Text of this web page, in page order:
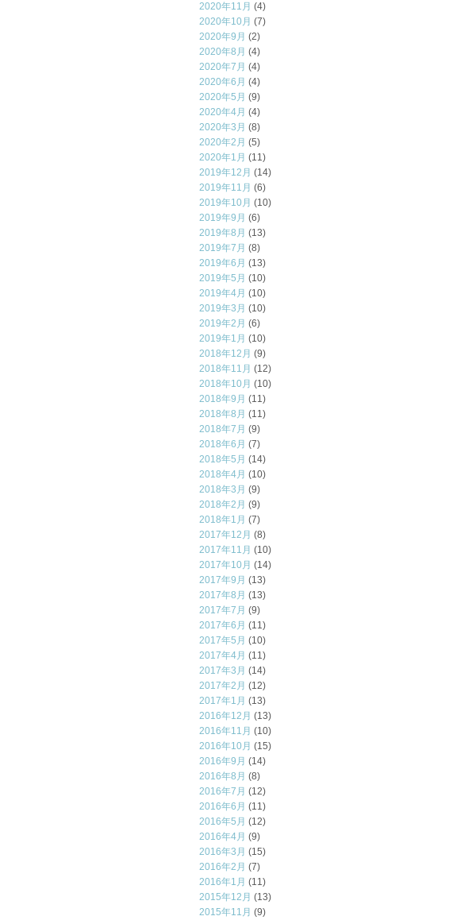
2020年11月 (4)
2020年10月 (7)
2020年9月 (2)
2020年8月 (4)
2020年7月 (4)
2020年6月 (4)
2020年5月 (9)
2020年4月 (4)
2020年3月 (8)
2020年2月 (5)
2020年1月 (11)
2019年12月 (14)
2019年11月 (6)
2019年10月 (10)
2019年9月 (6)
2019年8月 (13)
2019年7月 (8)
2019年6月 (13)
2019年5月 (10)
2019年4月 (10)
2019年3月 (10)
2019年2月 (6)
2019年1月 (10)
2018年12月 (9)
2018年11月 (12)
2018年10月 (10)
2018年9月 (11)
2018年8月 (11)
2018年7月 (9)
2018年6月 (7)
2018年5月 (14)
2018年4月 (10)
2018年3月 (9)
2018年2月 (9)
2018年1月 (7)
2017年12月 (8)
2017年11月 (10)
2017年10月 (14)
2017年9月 (13)
2017年8月 (13)
2017年7月 (9)
2017年6月 (11)
2017年5月 (10)
2017年4月 (11)
2017年3月 (14)
2017年2月 (12)
2017年1月 (13)
2016年12月 (13)
2016年11月 (10)
2016年10月 (15)
2016年9月 (14)
2016年8月 (8)
2016年7月 (12)
2016年6月 (11)
2016年5月 (12)
2016年4月 (9)
2016年3月 (15)
2016年2月 (7)
2016年1月 (11)
2015年12月 (13)
2015年11月 (9)